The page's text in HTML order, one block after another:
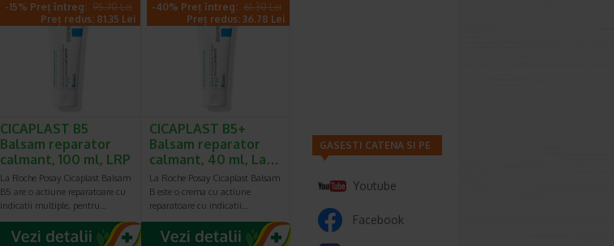
-15% Preț întreg: 95.70 Lei
Preț redus: 81.35 Lei
CICAPLAST B5
Balsam reparator
calmant, 100 ml, LRP
La Roche Posay Cicaplast Balsam
B5 are o actiune reparatoare cu
indicatii multiple, pentru…
-40% Preț întreg: 61.30 Lei
Preț redus: 36.78 Lei
CICAPLAST B5+
Balsam reparator
calmant, 40 ml, La…
La Roche Posay Cicaplast Balsam
B este o crema cu actiune
reparatoare cu indicatii…
GASESTI CATENA SI PE
Youtube
Facebook